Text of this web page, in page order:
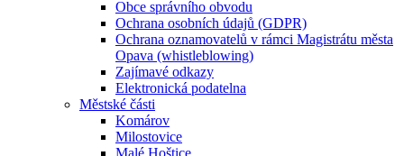
Obce správního obvodu
Ochrana osobních údajů (GDPR)
Ochrana oznamovatelů v rámci Magistrátu města
Opava (whistleblowing)
Zajímavé odkazy
Elektronická podatelna
Městské části
Komárov
Milostovice